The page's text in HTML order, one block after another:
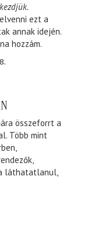
ezt a
annak idején.
hozzám.
összeforrt a
Több mint
láthatatlanul,